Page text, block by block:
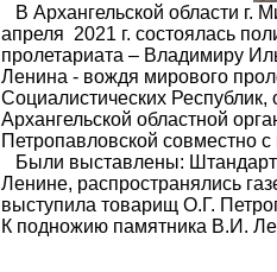
В Архангельской области
апреля 2021 г. состоялась
пролетариата – Владимиру
Ленина - вождя мирового
Социалистических
Архангельской областной
Петропавловской совместно
Были выставлены:
Ленине, распространялись
выступила товарищ О.Г.
К подножию памятника В.И.